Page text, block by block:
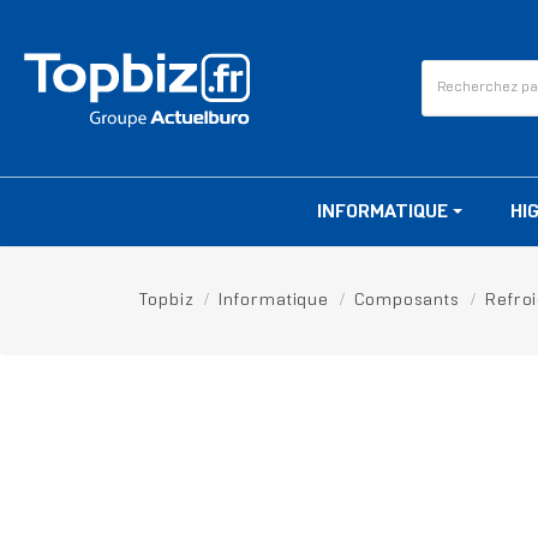
INFORMATIQUE
Topbiz Informatique Composants